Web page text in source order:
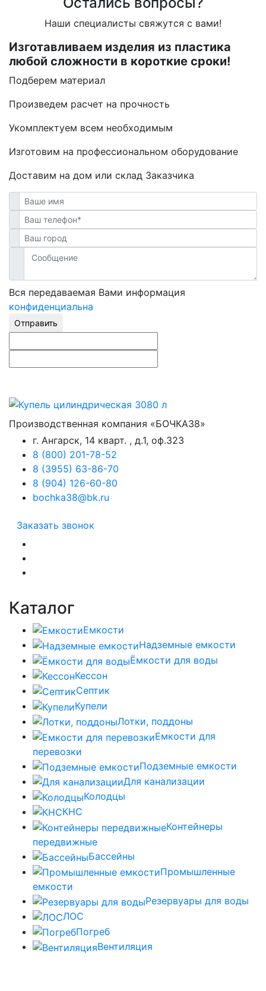
Наши специалисты свяжутся с вами!
Изготавливаем изделия из пластика
любой сложности в короткие сроки!
Подберем материал
Произведем расчет на прочность
Укомплектуем всем необходимым
Изготовим на профессиональном оборудование
Доставим на дом или склад Заказчика
Вся передаваемая Вами информация
конфиденциальна
Отправить
Производственная компания «БОЧКА38»
г. Ангарск, 14 кварт. , д.1, оф.323
8 (800) 201-78-52
8 (3955) 63-86-70
8 (904) 126-60-80
bochka38@bk.ru
Заказать звонок
Каталог
Емкости
Надземные емкости
Ёмкости для воды
Кессон
Септик
Купели
Лотки, поддоны
Емкости для
перевозки
Подземные емкости
Для канализации
Колодцы
КНС
Контейнеры
передвижные
Бассейны
Промышленные
емкости
Резервуары для воды
ЛОС
Погреб
Вентиляция